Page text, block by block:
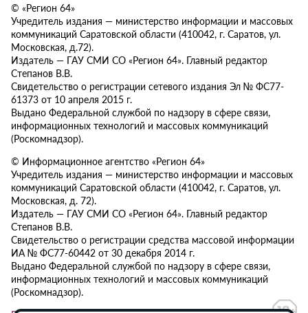
© «Регион 64»
Учредитель издания — министерство информации и массовых
коммуникаций Саратовской области (410042, г. Саратов, ул.
Московская, д.72).
Издатель — ГАУ СМИ СО «Регион 64». Главный редактор
Степанов В.В.
Свидетельство о регистрации сетевого издания Эл № ФС77-
61373 от 10 апреля 2015 г.
Выдано Федеральной службой по надзору в сфере связи,
информационных технологий и массовых коммуникаций
(Роскомнадзор).
© Информационное агентство «Регион 64»
Учредитель издания — министерство информации и массовых
коммуникаций Саратовской области (410042, г. Саратов, ул.
Московская, д. 72).
Издатель — ГАУ СМИ СО «Регион 64». Главный редактор
Степанов В.В.
Свидетельство о регистрации средства массовой информации
ИА № ФС77-60442 от 30 декабря 2014 г.
Выдано Федеральной службой по надзору в сфере связи,
информационных технологий и массовых коммуникаций
(Роскомнадзор).